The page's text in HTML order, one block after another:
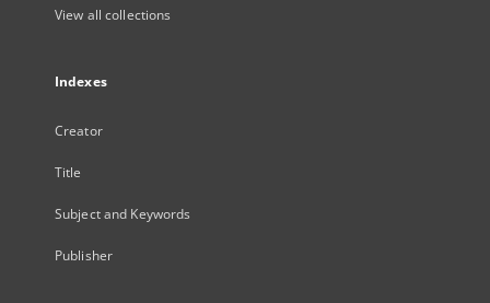
View all collections
Indexes
Creator
Title
Subject and Keywords
Publisher